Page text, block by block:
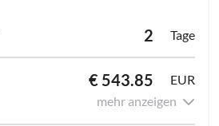
2 Tage
€ 543.85
EUR
mehr anzeigen